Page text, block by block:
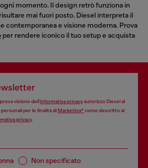
momento. Il design retrò funziona in
mai fuori posto. Diesel interpreta il
contemporanea e visione moderna. Prova
per rendere iconico il tuo setup e acquista
visione dell’informativa privacyautorizzo Diesel al
per le finalità diMarketing*come descritto al
privacy.
Non specificato